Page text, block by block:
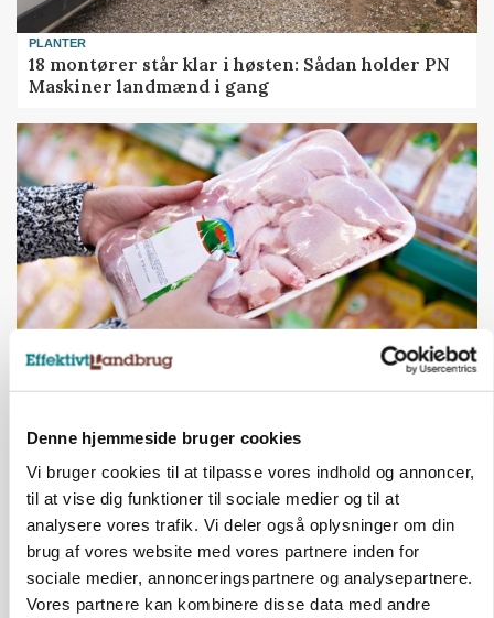
Denne hjemmeside bruger cookies
Vi bruger cookies til at tilpasse vores indhold og annoncer,
til at vise dig funktioner til sociale medier og til at
analysere vores trafik. Vi deler også oplysninger om din
brug af vores website med vores partnere inden for
sociale medier, annonceringspartnere og analysepartnere.
Vores partnere kan kombinere disse data med andre
PLANTER
18 montører står klar i høsten: Sådan holder PN
Maskiner landmænd i gang
MARKEDSFOKUS
presser markedet